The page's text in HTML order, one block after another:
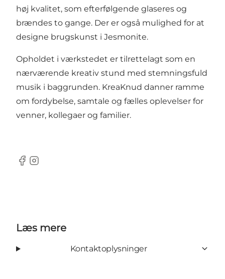
høj kvalitet, som efterfølgende glaseres og
brændes to gange. Der er også mulighed for at
designe brugskunst i Jesmonite.
Opholdet i værkstedet er tilrettelagt som en
nærværende kreativ stund med stemningsfuld
musik i baggrunden. KreaKnud danner ramme
om fordybelse, samtale og fælles oplevelser for
venner, kollegaer og familier.
Facebook
Instagram
Læs mere
Kontaktoplysninger